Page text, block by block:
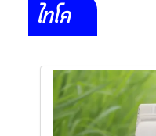
ไทโค